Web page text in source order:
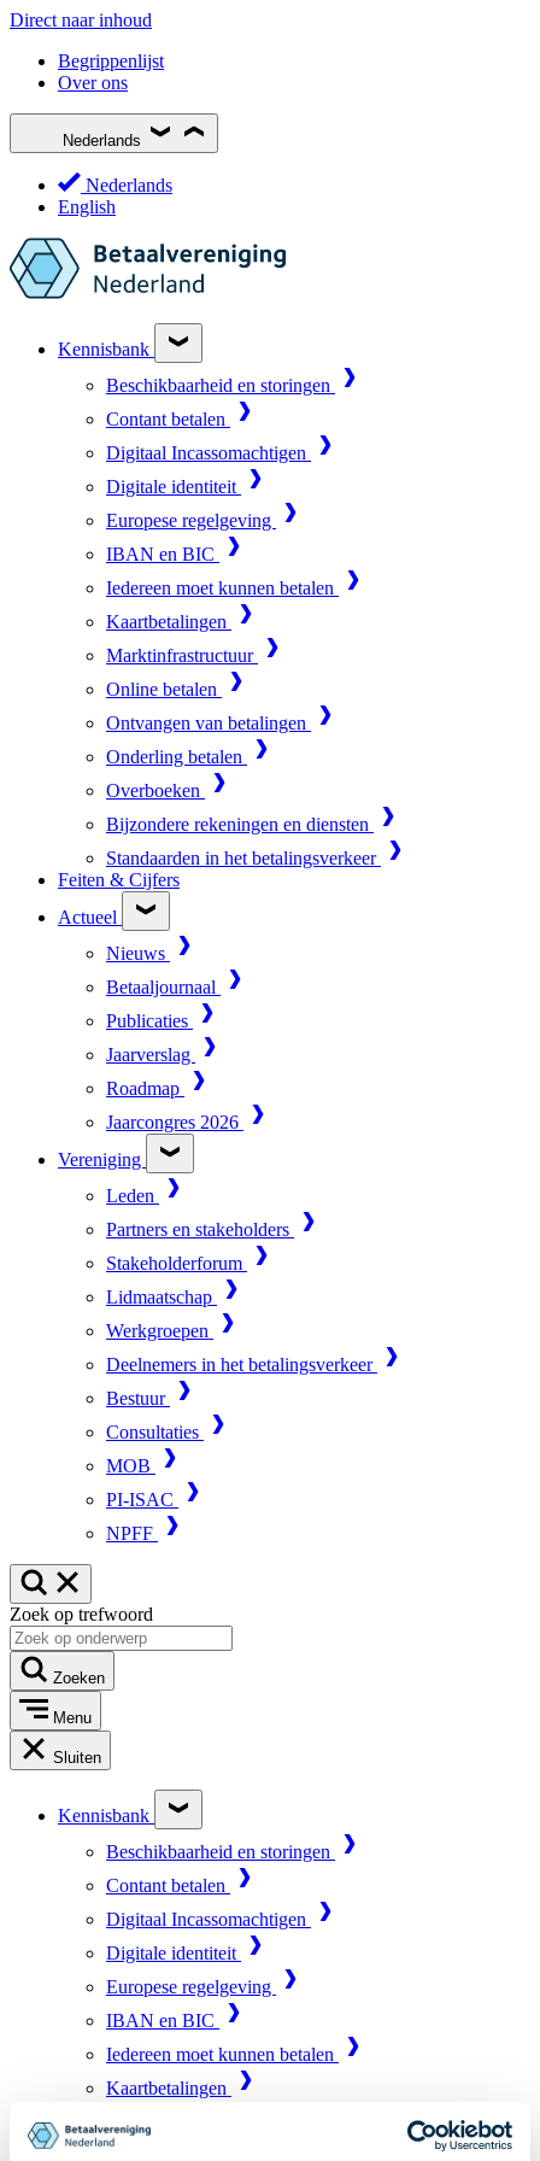
Direct naar inhoud
Begrippenlijst
Over ons
Nederlands
Nederlands
English
Kennisbank
Beschikbaarheid en storingen
Contant betalen
Digitaal Incassomachtigen
Digitale identiteit
Europese regelgeving
IBAN en BIC
Iedereen moet kunnen betalen
Kaartbetalingen
Marktinfrastructuur
Online betalen
Ontvangen van betalingen
Onderling betalen
Overboeken
Bijzondere rekeningen en diensten
Standaarden in het betalingsverkeer
Feiten & Cijfers
Actueel
Nieuws
Betaaljournaal
Publicaties
Jaarverslag
Roadmap
Jaarcongres 2026
Vereniging
Leden
Partners en stakeholders
Stakeholderforum
Lidmaatschap
Werkgroepen
Deelnemers in het betalingsverkeer
Bestuur
Consultaties
MOB
PI-ISAC
NPFF
Zoek op trefwoord
Zoeken
Menu
Sluiten
Kennisbank
Beschikbaarheid en storingen
Contant betalen
Digitaal Incassomachtigen
Digitale identiteit
Europese regelgeving
IBAN en BIC
Iedereen moet kunnen betalen
Kaartbetalingen
Marktinfrastructuur